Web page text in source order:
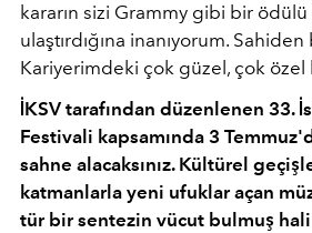
kararın sizi Grammy gibi bir ödülü
ulaştırdığına inanıyorum.
Kariyerimdeki çok güzel, çok özel
İKSV tarafından düzenlenen 33.
Festivali kapsamında 3
sahne alacaksınız. Kültürel
katmanlarla yeni ufuklar açan
tür bir sentezin vücut bulmuş hali